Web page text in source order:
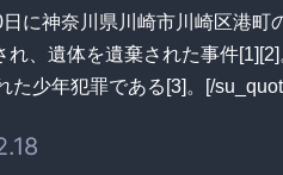
に神奈川県川崎市川崎区港町
、遺体を遺棄された事件
た少年犯罪である[3]。[/